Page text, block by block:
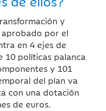
y
aprobado por el
en 4 ejes de
10 políticas palanca
y 101
del plan va
con una dotación
de euros.